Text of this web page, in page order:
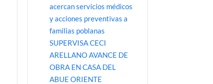
acercan servicios médicos
y acciones preventivas a
familias poblanas
SUPERVISA CECI
ARELLANO AVANCE DE
OBRA EN CASA DEL
ABUE ORIENTE